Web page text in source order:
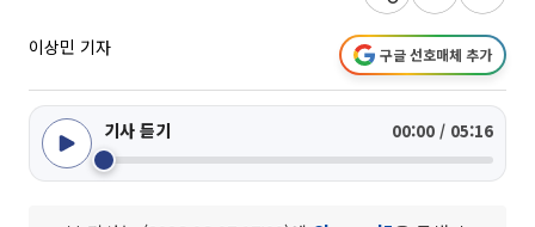
이상민 기자 구글 선호매체 추가
기사 듣기 00:00 / 05:16